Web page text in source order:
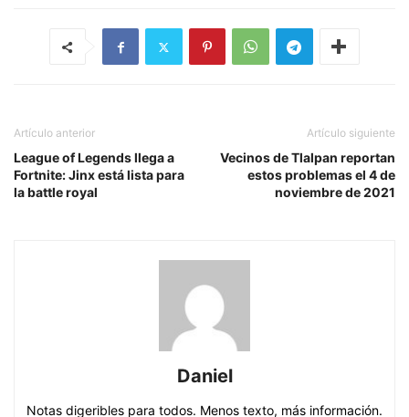
Artículo anterior
League of Legends llega a
Fortnite: Jinx está lista para
la battle royal
Artículo siguiente
Vecinos de Tlalpan reportan
estos problemas el 4 de
noviembre de 2021
Daniel
Notas digeribles para todos. Menos texto, más información.